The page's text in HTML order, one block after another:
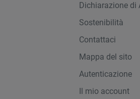
Dichiarazione di
Sostenibilità
Contattaci
Mappa del sito
Autenticazione
Il mio account